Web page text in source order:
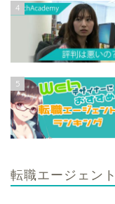
4
5
転職エージェン